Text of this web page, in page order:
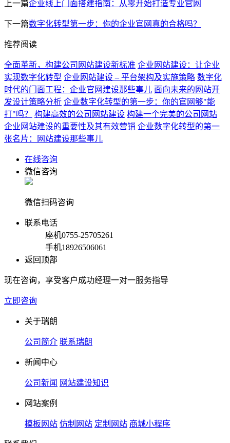
上一篇企业线上门面搭建指南：从零开始打造专业官网
下一篇数字化转型第一步：你的企业官网真的合格吗？
推荐阅读
全面革新，构建公司网站建设新标准 企业网站建设：让企业
实现数字化转型 企业网站建设 – 平台架构及实施策略 数字化
时代的门面工程：企业官网建设那些事儿 面向未来的网站开
发设计策略分析 企业数字化转型的第一步：你的官网够"能
打"吗？
构建高效的公司网站建设 构建一个完美的公司网站
企业网站建设的重要性及其有效营销 企业数字化转型的第一
张名片：网站建设那些事儿
在线咨询
微信咨询
微信扫码咨询
联系电话
座机0755-25705261
手机18926506061
返回顶部
现在咨询，享受客户成功经理一对一服务指导
立即咨询
关于瑞朗
公司简介 联系瑞朗
新闻中心
公司新闻 网站建设知识
网站案例
模板网站 仿制网站 定制网站 商城小程序